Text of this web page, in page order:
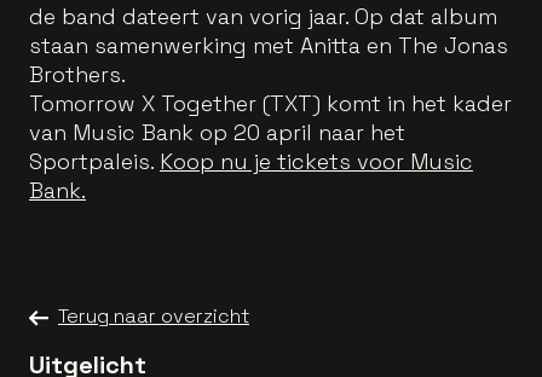
de band dateert van vorig jaar. Op dat album
staan samenwerking met Anitta en The Jonas
Brothers.
Tomorrow X Together (TXT) komt in het kader
van Music Bank op 20 april naar het
Sportpaleis. Koop nu je tickets voor Music
Bank.
Terug naar overzicht
Uitgelicht